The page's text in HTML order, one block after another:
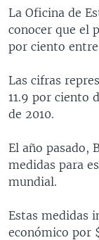
Salte
búsqueda
CHILE
PERÚ
ECUADOR
BRASIL
EL SALVADOR
GUATEMALA
HONDURAS
OTRAS SECCIONES
INMIGRACIÓN
LIBERTAD DE
MUNDO
TECNOLOGÍA
CIENCIA Y
ESPECIALES DE LA
LIBERTAD DE
UCRANIA
VIDEOS
FOTOGRAFÍA
PROGRAMAS TV
EL MUNDO AL
VISIÓN 360
RADIO
AUDIONOTICIAS
DOCUMENTALES
La Oficina de
conocer que el
por ciento
Las cifras
11.9 por ciento
de 2010.
El año pasado,
medidas para
mundial.
Estas medidas
económico por